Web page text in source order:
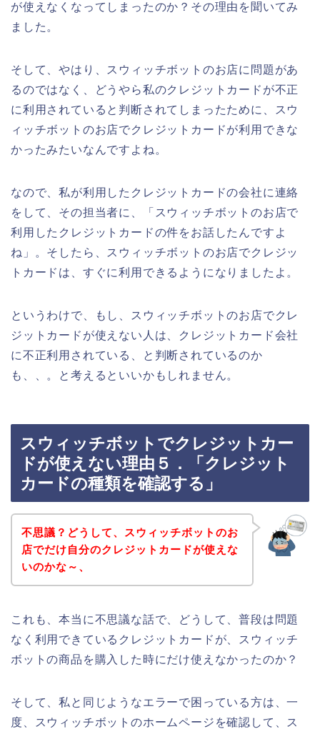
が使えなくなってしまったのか？その理由を聞いてみ
ました。
そして、やはり、スウィッチボットのお店に問題があ
るのではなく、どうやら私のクレジットカードが不正
に利用されていると判断されてしまったために、スウ
ィッチボットのお店でクレジットカードが利用できな
かったみたいなんですよね。
なので、私が利用したクレジットカードの会社に連絡
をして、その担当者に、「スウィッチボットのお店で
利用したクレジットカードの件をお話したんですよ
ね」。そしたら、スウィッチボットのお店でクレジッ
トカードは、すぐに利用できるようになりましたよ。
というわけで、もし、スウィッチボットのお店でクレ
ジットカードが使えない人は、クレジットカード会社
に不正利用されている、と判断されているのか
も、、。と考えるといいかもしれません。
スウィッチボットでクレジットカー
ドが使えない理由５．「クレジット
カードの種類を確認する」
不思議？どうして、スウィッチボットのお
店でだけ自分のクレジットカードが使えな
いのかな～、
これも、本当に不思議な話で、どうして、普段は問題
なく利用できているクレジットカードが、スウィッチ
ボットの商品を購入した時にだけ使えなかったのか？
そして、私と同じようなエラーで困っている方は、一
度、スウィッチボットのホームページを確認して、ス